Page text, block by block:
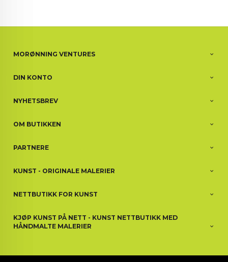
MORØNNING VENTURES
DIN KONTO
NYHETSBREV
OM BUTIKKEN
PARTNERE
KUNST - ORIGINALE MALERIER
NETTBUTIKK FOR KUNST
KJØP KUNST PÅ NETT - KUNST NETTBUTIKK MED
HÅNDMALTE MALERIER